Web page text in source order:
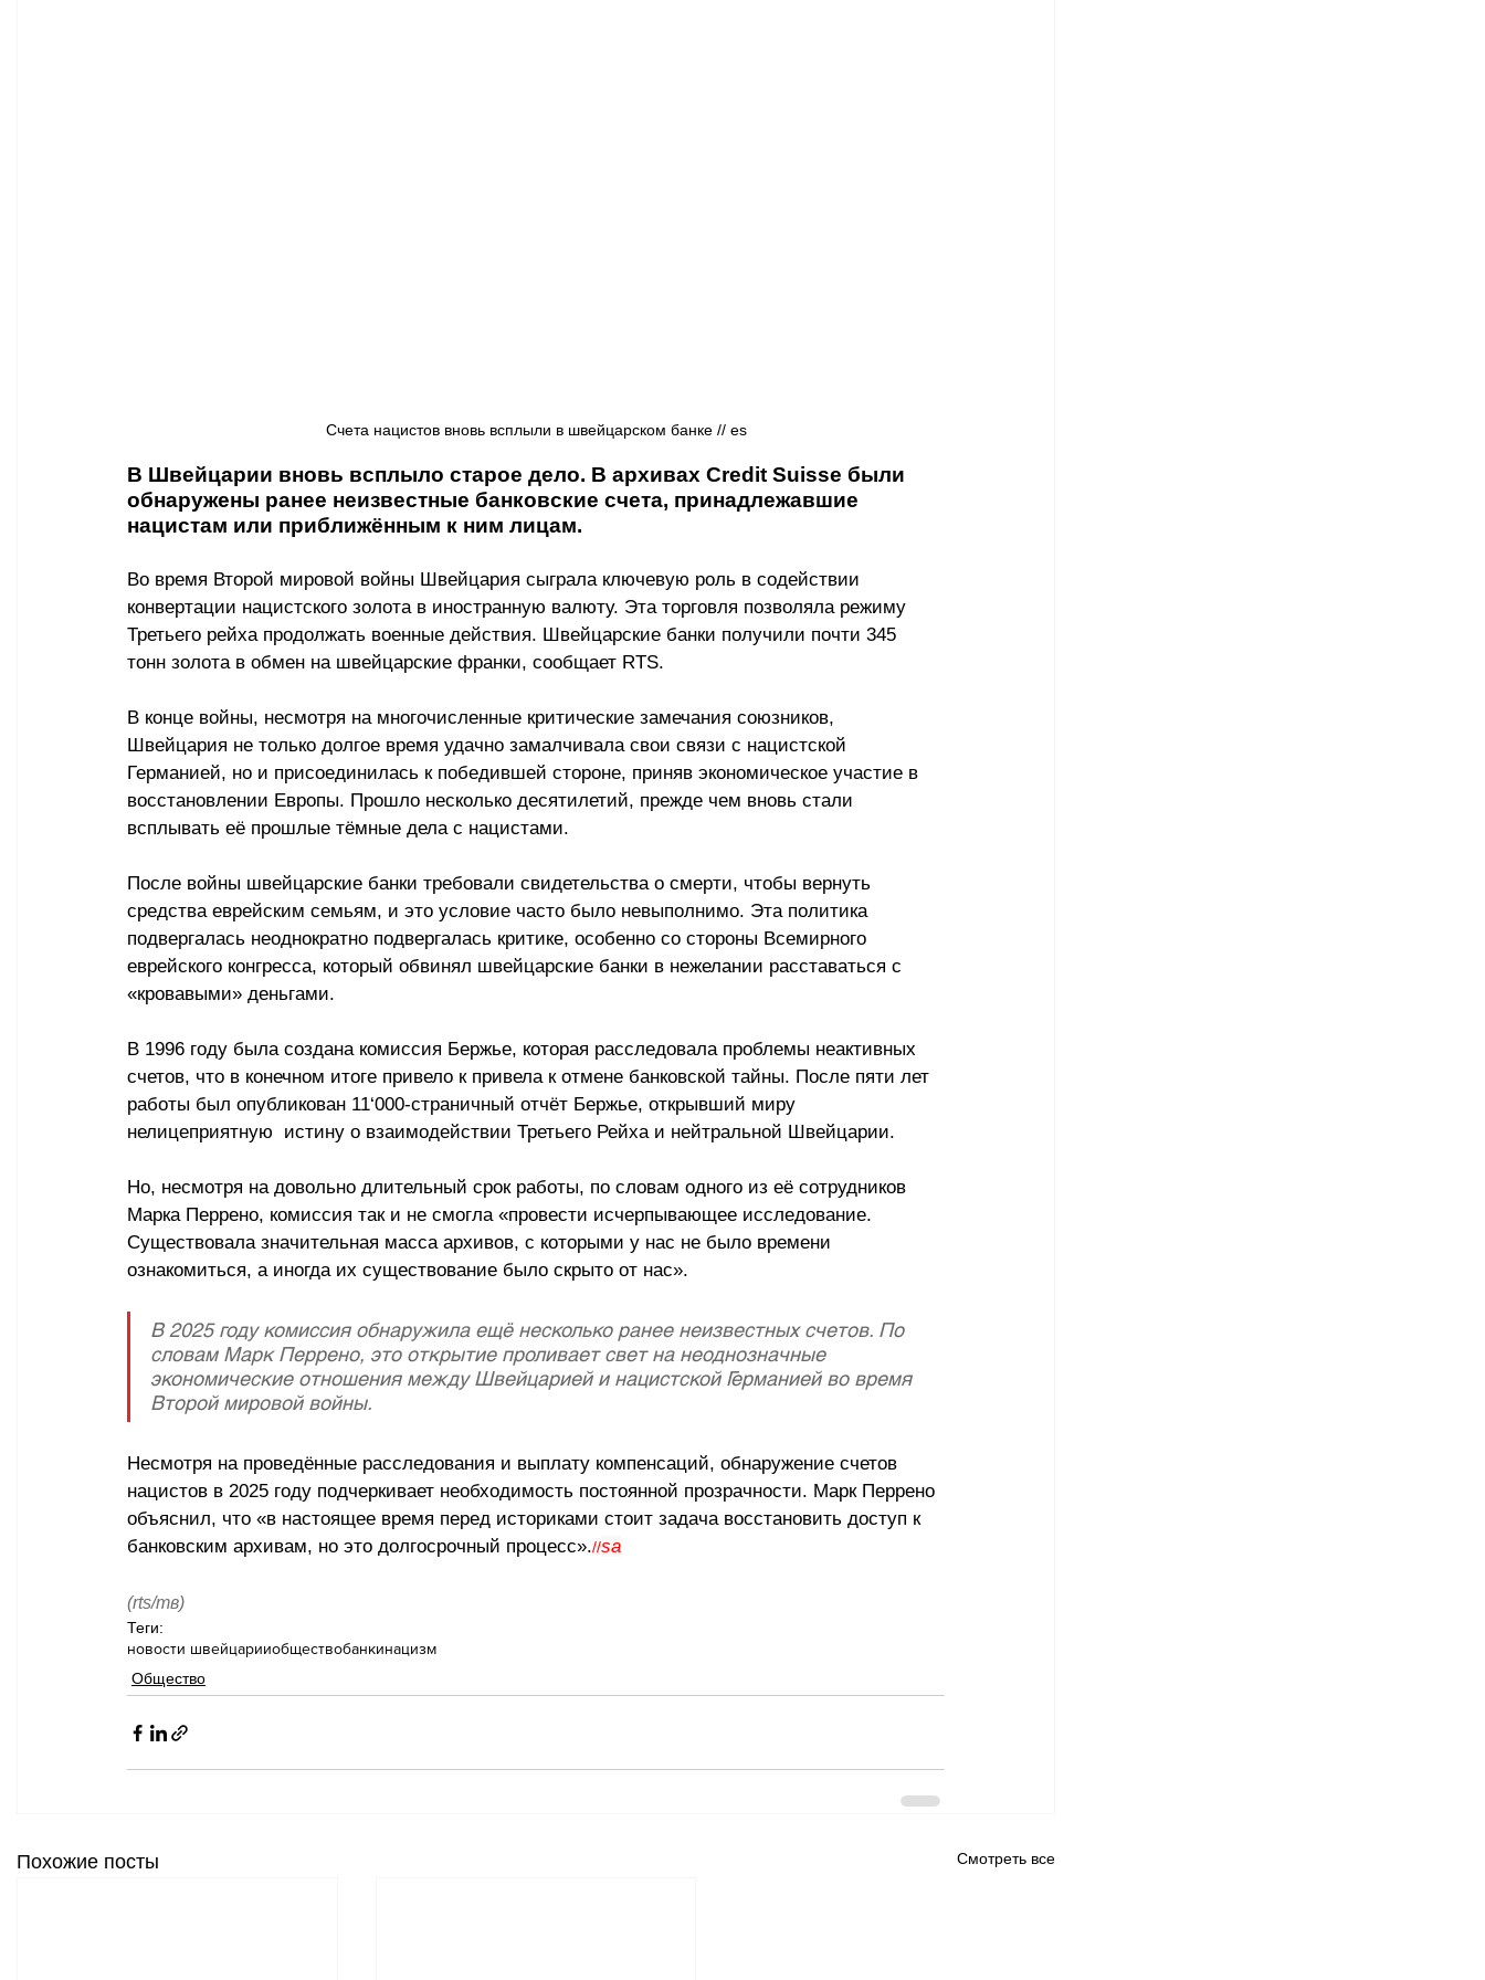
Счета нацистов вновь всплыли в швейцарском банке // es
В Швейцарии вновь всплыло старое дело. В архивах Credit Suisse были
обнаружены ранее неизвестные банковские счета, принадлежавшие
нацистам или приближённым к ним лицам.
Во время Второй мировой войны Швейцария сыграла ключевую роль в содействии
конвертации нацистского золота в иностранную валюту. Эта торговля позволяла режиму
Третьего рейха продолжать военные действия. Швейцарские банки получили почти 345
тонн золота в обмен на швейцарские франки, сообщает RTS.
В конце войны, несмотря на многочисленные критические замечания союзников,
Швейцария не только долгое время удачно замалчивала свои связи с нацистской
Германией, но и присоединилась к победившей стороне, приняв экономическое участие в
восстановлении Европы. Прошло несколько десятилетий, прежде чем вновь стали
всплывать её прошлые тёмные дела с нацистами.
После войны швейцарские банки требовали свидетельства о смерти, чтобы вернуть
средства еврейским семьям, и это условие часто было невыполнимо. Эта политика
подвергалась неоднократно подвергалась критике, особенно со стороны Всемирного
еврейского конгресса, который обвинял швейцарские банки в нежелании расставаться с
«кровавыми» деньгами.
В 1996 году была создана комиссия Бержье, которая расследовала проблемы неактивных
счетов, что в конечном итоге привело к привела к отмене банковской тайны. После пяти лет
работы был опубликован 11‘000-страничный отчёт Бержье, открывший миру
нелицеприятную  истину о взаимодействии Третьего Рейха и нейтральной Швейцарии.
Но, несмотря на довольно длительный срок работы, по словам одного из её сотрудников
Марка Перрено, комиссия так и не смогла «провести исчерпывающее исследование.
Существовала значительная масса архивов, с которыми у нас не было времени
ознакомиться, а иногда их существование было скрыто от нас».
В 2025 году комиссия обнаружила ещё несколько ранее неизвестных счетов. По
словам Марк Перрено, это открытие проливает свет на неоднозначные
экономические отношения между Швейцарией и нацистской Германией во время
Второй мировой войны.
Несмотря на проведённые расследования и выплату компенсаций, обнаружение счетов
нацистов в 2025 году подчеркивает необходимость постоянной прозрачности. Марк Перрено
объяснил, что «в настоящее время перед историками стоит задача восстановить доступ к
банковским архивам, но это долгосрочный процесс».//sa
(rts/тв)
Теги:
новости швейцарииобществобанкинацизм
Общество
Похожие посты Смотреть все